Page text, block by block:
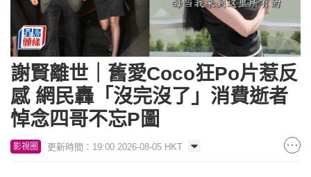
謝賢離世｜舊愛Coco狂Po片惹反
感 網民轟「沒完沒了」消費逝者
悼念四哥不忘P圖
影視圈 更新時間：19:00 2026-08-05 HKT